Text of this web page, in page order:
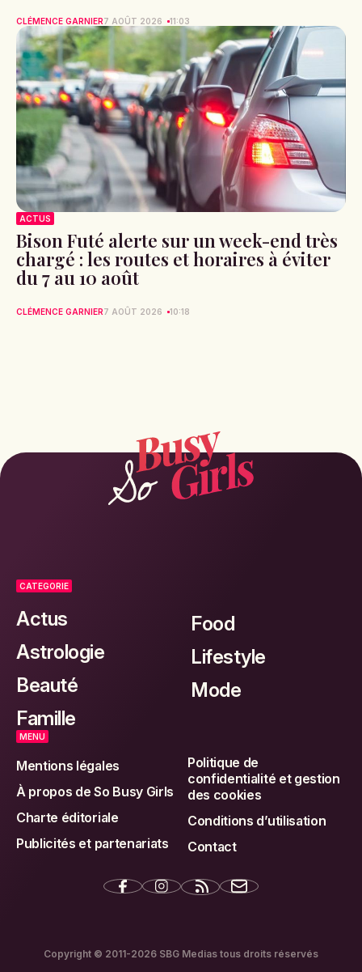
CLÉMENCE GARNIER7 AOÛT 2026 11:03
ACTUS
Bison Futé alerte sur un week-end très
chargé : les routes et horaires à éviter
du 7 au 10 août
CLÉMENCE GARNIER7 AOÛT 2026 10:18
CATEGORIE
Actus
Astrologie
Beauté
Famille
Food
Lifestyle
Mode
MENU
Mentions légales
À propos de So Busy Girls
Charte éditoriale
Publicités et partenariats
Politique de
confidentialité et gestion
des cookies
Conditions d’utilisation
Contact
Copyright © 2011-2026 SBG Medias tous droits réservés